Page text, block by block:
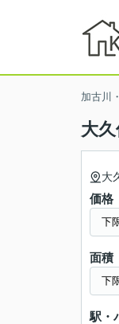
加古川
大
大
価格
面積
駅・